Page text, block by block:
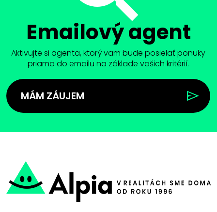
Emailový agent
Aktivujte si agenta, ktorý vam bude posielať ponuky
priamo do emailu na základe vašich kritérií.
MÁM ZÁUJEM